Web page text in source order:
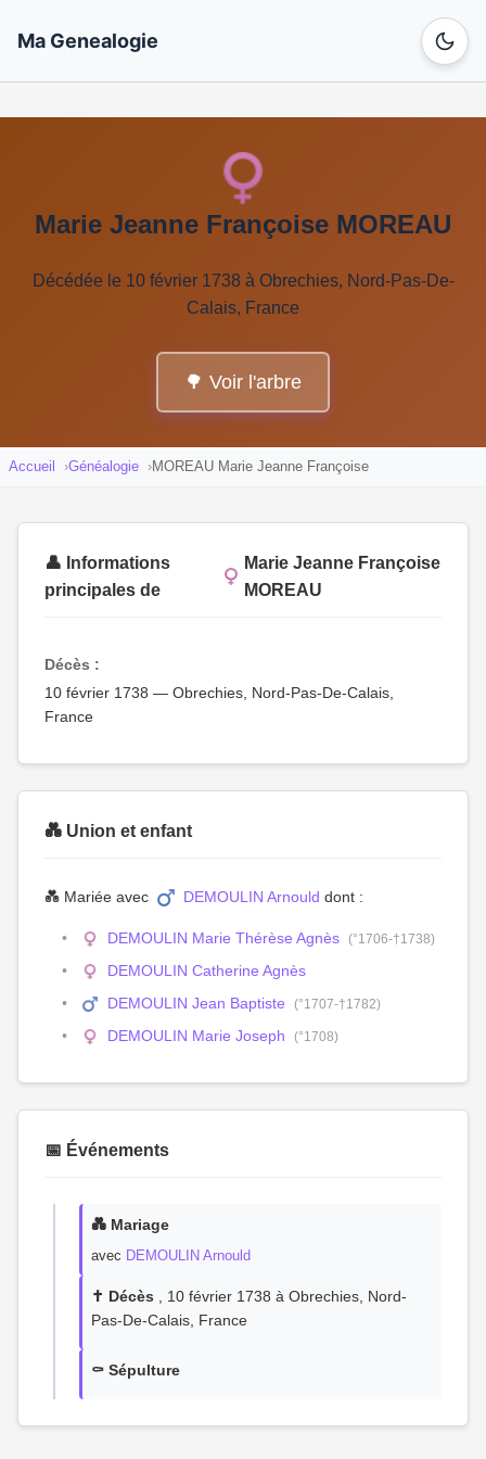
Ma Genealogie
Marie Jeanne Françoise MOREAU
Décédée le 10 février 1738 à Obrechies, Nord-Pas-De-
Calais, France
🌳 Voir l'arbre
Accueil Généalogie MOREAU Marie Jeanne Françoise
👤 Informations
principales de
Marie Jeanne Françoise
MOREAU
Décès :
10 février 1738 — Obrechies, Nord-Pas-De-Calais,
France
💑 Union et enfant
💑 Mariée avec DEMOULIN Arnould dont :
DEMOULIN Marie Thérèse Agnès (°1706-†1738)
DEMOULIN Catherine Agnès
DEMOULIN Jean Baptiste
(°1707-†1782)
DEMOULIN Marie Joseph (°1708)
📅 Événements
💑 Mariage
avec DEMOULIN Arnould
✝️ Décès , 10 février 1738 à Obrechies, Nord-
Pas-De-Calais, France
⚰️ Sépulture